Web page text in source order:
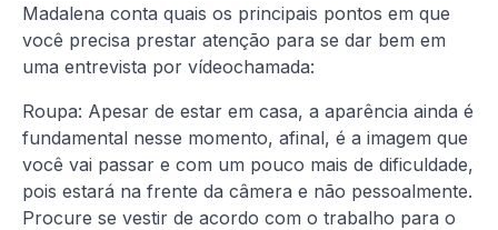
Madalena conta quais os principais pontos em que
você precisa prestar atenção para se dar bem em
uma entrevista por vídeochamada:
Roupa: Apesar de estar em casa, a aparência ainda é
fundamental nesse momento, afinal, é a imagem que
você vai passar e com um pouco mais de dificuldade,
pois estará na frente da câmera e não pessoalmente.
Procure se vestir de acordo com o trabalho para o